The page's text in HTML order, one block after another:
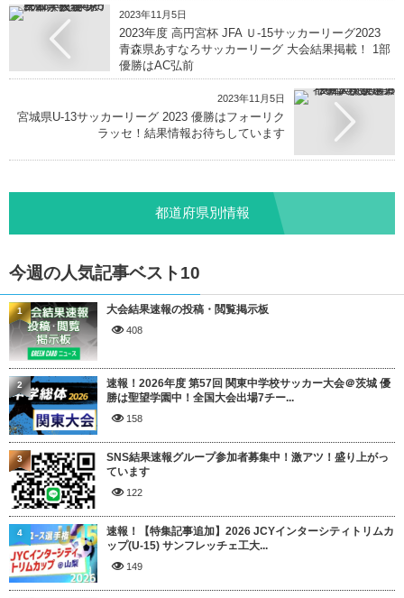
2023年11月5日
2023年度 高円宮杯 JFA Ｕ-15サッカーリーグ2023
青森県あすなろサッカーリーグ 大会結果掲載！ 1部
優勝はAC弘前
2023年11月5日
宮城県U-13サッカーリーグ 2023 優勝はフォーリク
ラッセ！結果情報お待ちしています
都道府県別情報
今週の人気記事ベスト10
大会結果速報の投稿・閲覧掲示板
408
1
速報！2026年度 第57回 関東中学校サッカー大会＠茨城 優
勝は聖望学園中！全国大会出場7チー...
158
2
SNS結果速報グループ参加者募集中！激アツ！盛り上がっ
ています
122
3
速報！【特集記事追加】2026 JCYインターシティトリムカ
ップ(U-15) サンフレッチェ工大...
149
4